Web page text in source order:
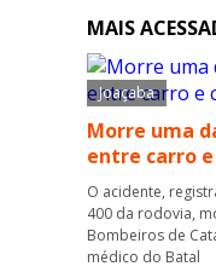
MAIS
Joaçaba
Morre uma
entre carro
O acidente,
400 da rodovia,
Bombeiros de
médico do Batal